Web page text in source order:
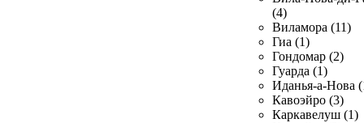
(4)
Виламора (11)
Гиа (1)
Гондомар (2)
Гуарда (1)
Иданья-а-Нова
Кавоэйро (3)
Каркавелуш (1)